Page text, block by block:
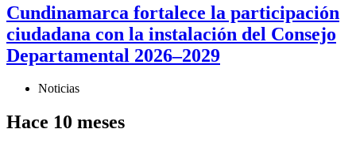
Cundinamarca fortalece la participación
ciudadana con la instalación del Consejo
Departamental 2026–2029
Noticias
Hace 10 meses